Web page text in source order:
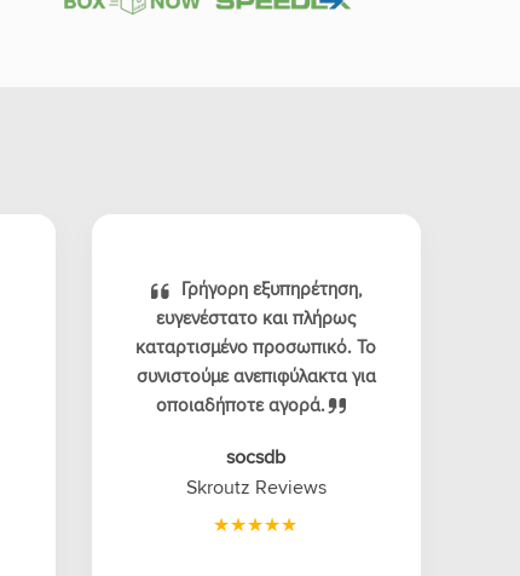
Γρήγορη εξυπηρέτηση,
ευγενέστατο και πλήρως
καταρτισμένο προσωπικό. Το
συνιστούμε ανεπιφύλακτα για
οποιαδήποτε αγορά.
socsdb
Skroutz Reviews